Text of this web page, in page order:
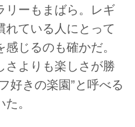
リーもまばら。レギ
れている人にとって
じるのも確かだ。
さよりも楽しさが勝
好きの楽園”と呼べる
。